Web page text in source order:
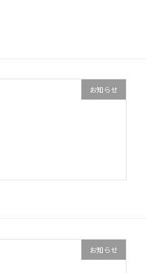
お知らせ
お知らせ